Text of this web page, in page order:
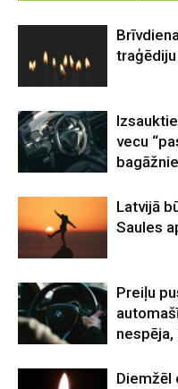
traģēdiju
vecu
Latvijā
Saules
Preiļu
Diemžēl